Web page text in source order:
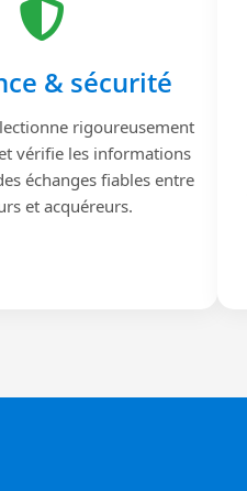
& sécurité
rigoureusement
vérifie les informations
échanges fiables entre
et acquéreurs.